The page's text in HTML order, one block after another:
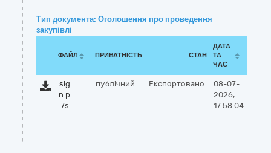
Тип документа: Оголошення про проведення
закупівлі
ФАЙЛ ПРИВАТНІСТЬ СТАН
ДАТА
ТА
ЧАС
sig
n.p
7s
публічний Експортовано:
08-07-
2026,
17:58:04